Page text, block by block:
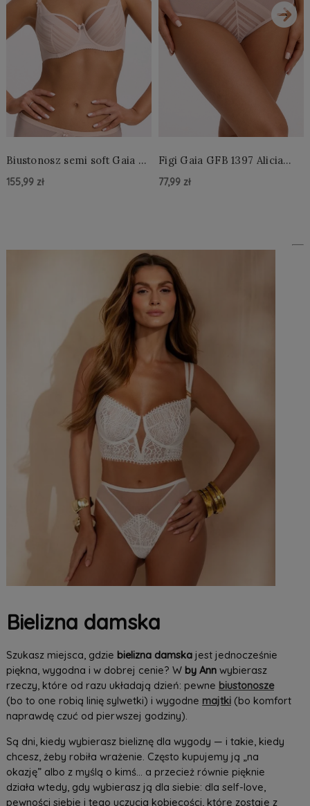
Biustonosz semi soft Gaia BS
155,99 zł
Figi Gaia GFB 1397 Alicia
77,99 zł
›
Bielizna damska
Szukasz miejsca, gdzie bielizna damskajest jednocześnie
piękna, wygodna i w dobrej cenie? W by Annwybierasz
rzeczy, które od razu układają dzień: pewne biustonosze
(bo to one robią linię sylwetki) i wygodne majtki(bo komfort
naprawdę czuć od pierwszej godziny).
Są dni, kiedy wybierasz bieliznę dla wygody — i takie, kiedy
chcesz, żeby robiła wrażenie. Często kupujemy ją „na
okazję” albo z myślą o kimś… a przecież równie pięknie
działa wtedy, gdy wybierasz ją dla siebie: dla self-love,
pewności siebie i tego uczucia kobiecości, które zostaje z